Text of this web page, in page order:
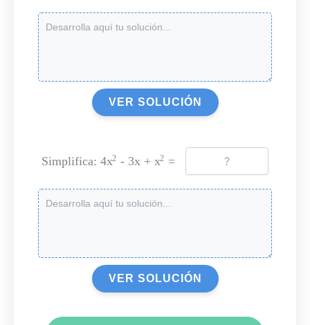
VER SOLUCIÓN
Simplifica: 4x2 - 3x + x2 =
VER SOLUCIÓN